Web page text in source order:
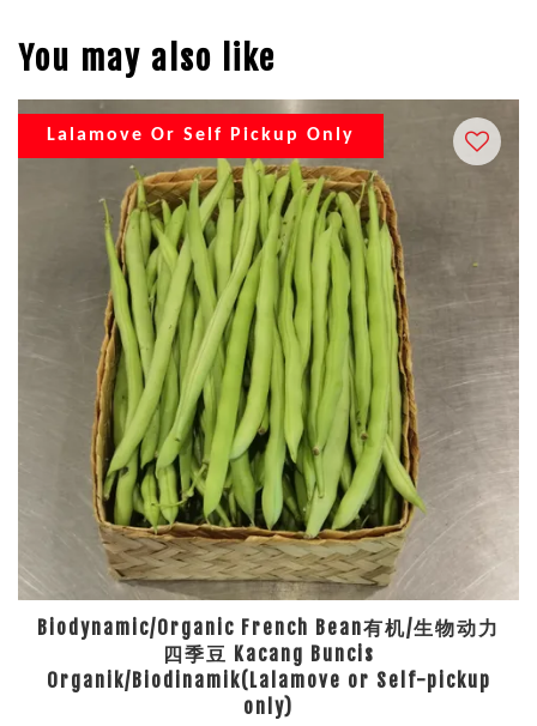
You may also like
Lalamove Or Self Pickup Only
Biodynamic/Organic French Bean有机/生物动力
四季豆 Kacang Buncis
Organik/Biodinamik(Lalamove or Self-pickup
only)